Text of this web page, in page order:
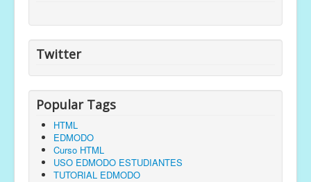
Twitter
Popular Tags
HTML
EDMODO
Curso HTML
USO EDMODO ESTUDIANTES
TUTORIAL EDMODO